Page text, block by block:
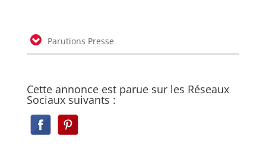
Parutions Presse
Cette annonce est parue sur les Réseaux
Sociaux suivants :